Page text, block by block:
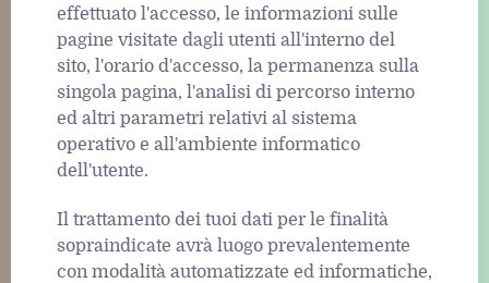
effettuato l'accesso, le informazioni sulle
pagine visitate dagli utenti all'interno del
sito, l'orario d'accesso, la permanenza sulla
singola pagina, l'analisi di percorso interno
ed altri parametri relativi al sistema
operativo e all'ambiente informatico
dell'utente.
Il trattamento dei tuoi dati per le finalità
sopraindicate avrà luogo prevalentemente
con modalità automatizzate ed informatiche,